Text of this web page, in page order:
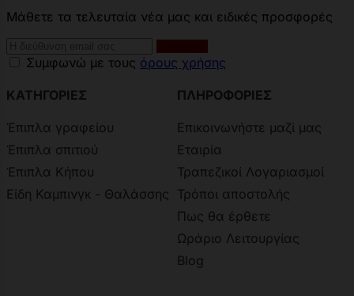
Μάθετε τα τελευταία νέα μας και ειδικές προσφορές
Συμφωνώ με τους όρους χρήσης
ΚΑΤΗΓΟΡΙΕΣ
Έπιπλα γραφείου
Έπιπλα σπιτιού
Έπιπλα Κήπου
Είδη Καμπινγκ - Θαλάσσης
ΠΛΗΡΟΦΟΡΙΕΣ
Επικοινωνήστε μαζί μας
Εταιρία
Τραπεζικοί Λογαριασμοί
Τρόποι αποστολής
Πως θα έρθετε
Ωράριο Λειτουργίας
Blog